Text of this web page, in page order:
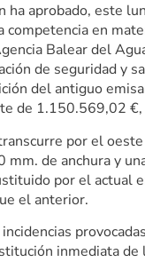
ha aprobado, este
competencia en
Balear del
de seguridad y
del antiguo
de 1.150.569,02
por el
mm. de anchura y
por el actual
el anterior.
inmediata de